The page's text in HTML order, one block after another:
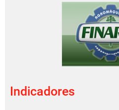
Indicadores